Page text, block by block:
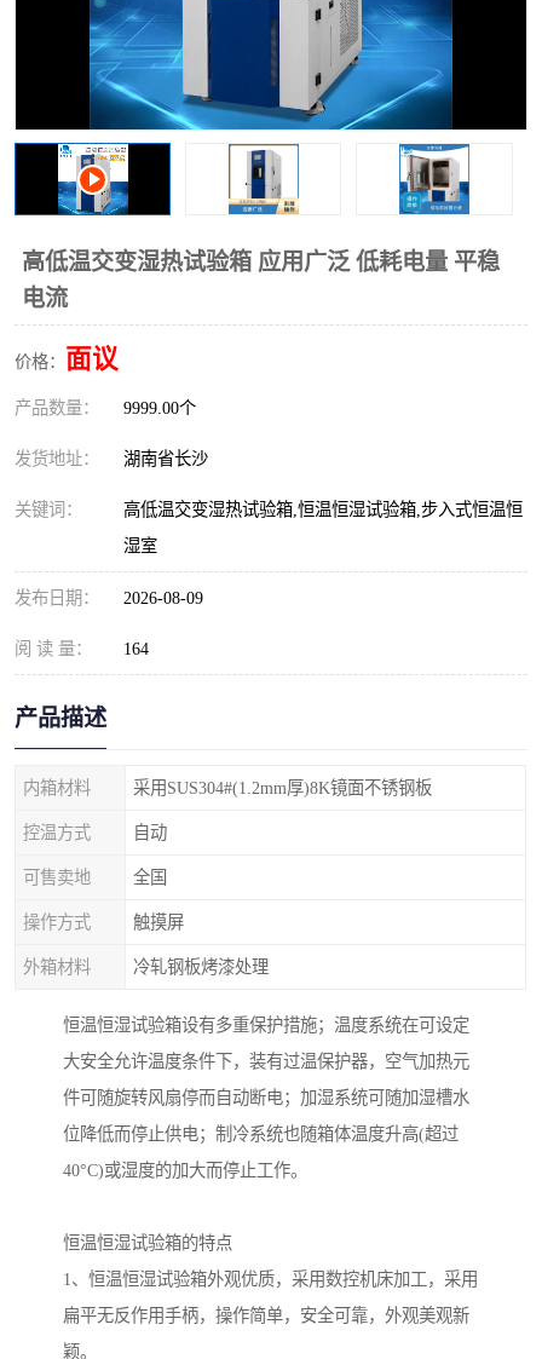
高低温交变湿热试验箱 应用广泛 低耗电量 平稳
电流
价格： 面议
产品数量： 9999.00个
发货地址： 湖南省长沙
关键词：
高低温交变湿热试验箱,恒温恒湿试验箱,步入式恒温恒
湿室
发布日期： 2026-08-09
阅 读 量： 164
产品描述
内箱材料 采用SUS304#(1.2mm厚)8K镜面不锈钢板
控温方式 自动
可售卖地 全国
操作方式 触摸屏
外箱材料 冷轧钢板烤漆处理
恒温恒湿试验箱设有多重保护措施；温度系统在可设定
大安全允许温度条件下，装有过温保护器，空气加热元
件可随旋转风扇停而自动断电；加湿系统可随加湿槽水
位降低而停止供电；制冷系统也随箱体温度升高(超过
40°C)或湿度的加大而停止工作。
恒温恒湿试验箱的特点
1、恒温恒湿试验箱外观优质，采用数控机床加工，采用
扁平无反作用手柄，操作简单，安全可靠，外观美观新
颖。